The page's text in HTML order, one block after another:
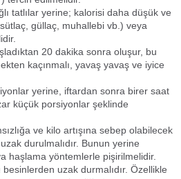
tatlılar yerine; kalorisi daha düşük ve
güllaç, muhallebi vb.) veya
20 dakika sonra oluşur, bu
kaçınmalı, yavaş yavaş ve iyice
yerine, iftardan sonra birer saat
küçük porsiyonlar şeklinde
ve kilo artışına sebep olabilecek
durulmalıdır. Bunun yerine
haşlama yöntemlerle pişirilmelidir.
uzak durmalıdır. Özellikle